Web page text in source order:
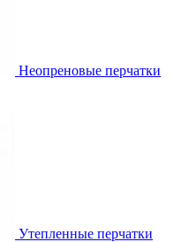
Неопреновые перчатки
Утепленные перчатки